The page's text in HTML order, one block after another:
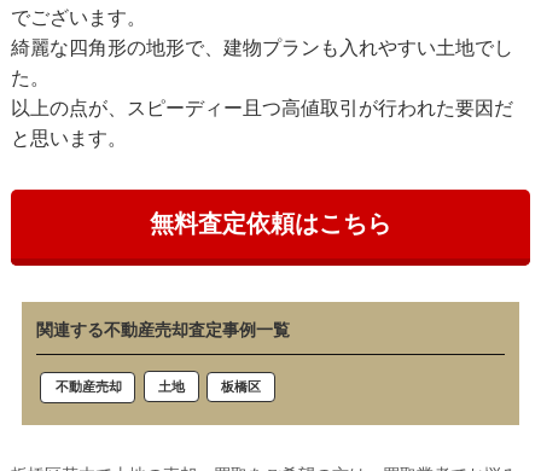
でございます。
綺麗な四角形の地形で、建物プランも入れやすい土地でし
た。
以上の点が、スピーディー且つ高値取引が行われた要因だ
と思います。
無料査定依頼はこちら
関連する不動産売却査定事例一覧
不動産売却 土地 板橋区